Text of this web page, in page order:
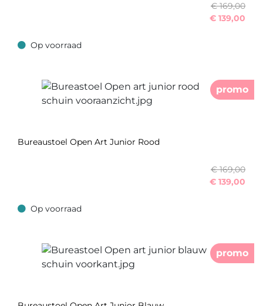
€ 169,00
€ 139,00
Op voorraad
Op voorraad
promo
Bureaustoel Open Art Junior Rood
€ 169,00
€ 139,00
Op voorraad
Op voorraad
promo